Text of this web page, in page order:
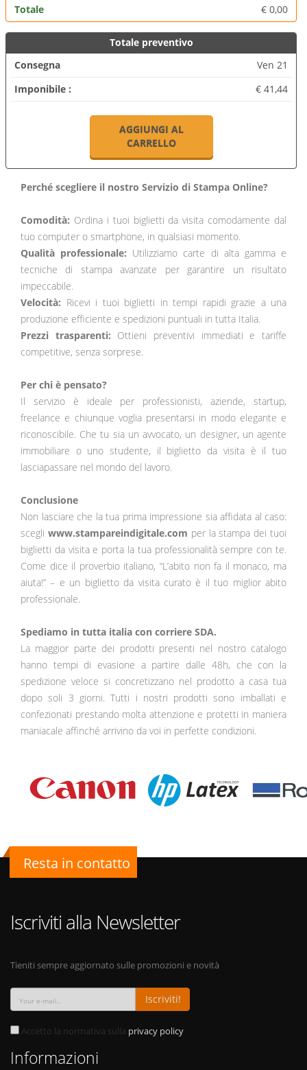
Totale € 0,00
Totale preventivo
Consegna
Ven 21
Imponibile :
€ 41,44
AGGIUNGI AL
CARRELLO
Perché scegliere il nostro Servizio di Stampa Online?
Comodità: Ordina i tuoi biglietti da visita comodamente dal
tuo computer o smartphone, in qualsiasi momento.
Qualità professionale: Utilizziamo carte di alta gamma e
tecniche di stampa avanzate per garantire un risultato
impeccabile.
Velocità: Ricevi i tuoi biglietti in tempi rapidi grazie a una
produzione efficiente e spedizioni puntuali in tutta Italia.
Prezzi trasparenti: Ottieni preventivi immediati e tariffe
competitive, senza sorprese.
Per chi è pensato?
Il servizio è ideale per professionisti, aziende, startup,
freelance e chiunque voglia presentarsi in modo elegante e
riconoscibile. Che tu sia un avvocato, un designer, un agente
immobiliare o uno studente, il biglietto da visita è il tuo
lasciapassare nel mondo del lavoro.
Conclusione
Non lasciare che la tua prima impressione sia affidata al caso:
scegli www.stampareindigitale.com per la stampa dei tuoi
biglietti da visita e porta la tua professionalità sempre con te.
Come dice il proverbio italiano, “L’abito non fa il monaco, ma
aiuta!” – e un biglietto da visita curato è il tuo miglior abito
professionale.
Spediamo in tutta italia con corriere SDA.
La maggior parte dei prodotti presenti nel nostro catalogo
hanno tempi di evasione a partire dalle 48h, che con la
spedizione veloce si concretizzano nel prodotto a casa tua
dopo soli 3 giorni. Tutti i nostri prodotti sono imballati e
confezionati prestando molta attenzione e protetti in maniera
maniacale affinché arrivino da voi in perfette condizioni.
Resta in contatto
Iscriviti alla Newsletter
Tieniti sempre aggiornato sulle promozioni e novità
Iscriviti!
Accetto la normativa sulla privacy policy
Informazioni